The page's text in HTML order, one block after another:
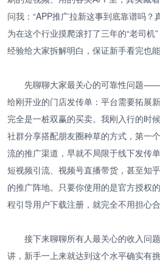
问我：“APP推广拉新这事到底靠谱吗？
为在这个行业摸爬滚打了三年的“老司机
经验给大家拆解明白，保证新手看完也能
先聊聊大家最关心的可靠性问题
给刚开业的门店发传单：平台需要拓展
完全是一桩双赢的买卖。我刚入行的时
社群分享搭配朋友圈种草的方式，第一
流的推广渠道，早就不局限于线下发传
短视频引流、视频号直播带货，甚至知
的推广阵地。只要你使用的是官方授权
程引导用户下载注册，就完全不用担心合
接下来聊聊所有人最关心的收入问
讲，新手一上来就达到这个水平确实有